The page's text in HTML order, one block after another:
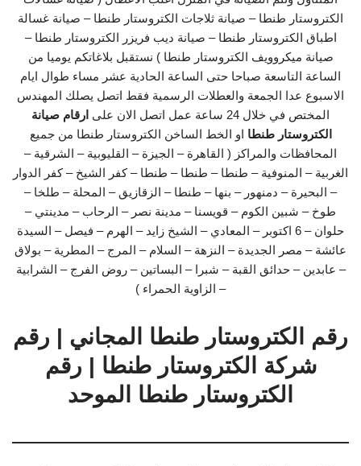
الكتروستار طنطا – صيانة ثلاجات الكتروستار طنطا – صيانة غسالة
اطباق الكتروستار طنطا – صيانة ديب فريزر الكتروستار طنطا –
صيانة ميكروويف الكتروستار طنطا ) نستقبل بلاغاتكم يوميا من
الساعة التاسعة صباحا حتى الساعة الحادية عشر مساء طوال ايام
الاسبوع عدا الجمعة والعطلات الرسمية فقط اتصل يصلك المهندس
المختص في خلال 24 ساعة عمل اتصل الان على
ارقام صيانة
الكتروستار طنطا او الخط الساخن الكتروستار طنطا من جميع
المحافظات والمراكز ( القاهرة – الجيزة – القليوبية – الشرقية –
الغربية – المنوفية – طنطا – طنطا – طنطا – كفر الشيخ – كفر الدوار
– البحيرة – دمنهور – بنها – طنطا – الزقازيق – المحلة – طلخا –
طوخ – شبين الكوم – قويسنا – مدينة نصر – الرحاب – مدينتي –
حلوان – 6 اكتوبر – المعادي – الشيخ زايد – الهرم – فيصل – السيدة
عائشة – مصر الجديدة – النزهة – السلام – المرج – المطرية – بولاق
– عابدين – حدائق القبة – شبرا – البساتين – روض الفرج – الشرابية
– الزاوية الحمراء )
رقم الكتروستار طنطا المجاني | رقم
شركة الكتروستار طنطا | رقم
الكتروستار طنطا الموحد